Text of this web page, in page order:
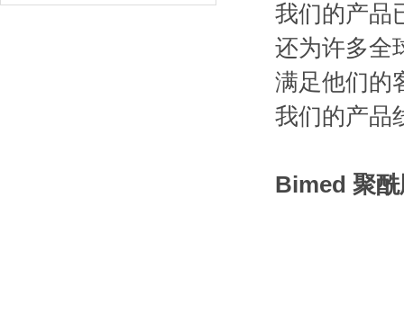
我们的产品
还为许多全
满足他们的
我们的产品
Bimed 聚